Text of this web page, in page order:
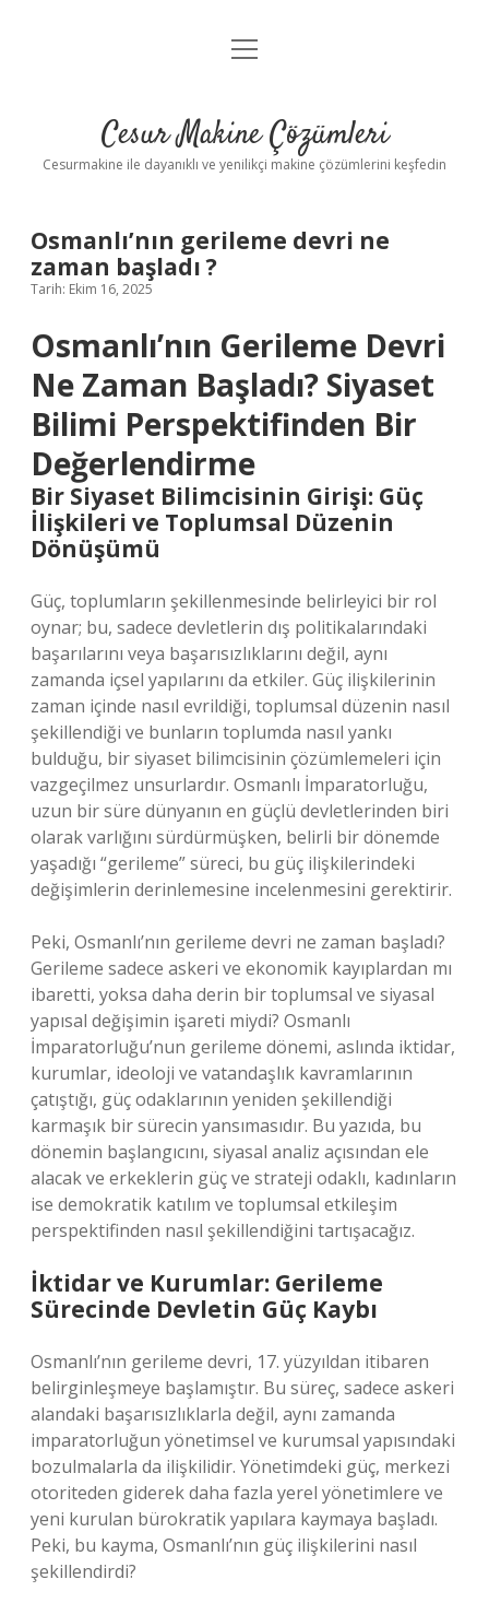
Anasayfa
Yasal Uyarı
menüyü
Cesur Makine Çözümleri
Cesurmakine ile dayanıklı ve yenilikçi makine çözümlerini keşfedin
Osmanlı’nın gerileme devri ne
zaman başladı ?
Tarih: Ekim 16, 2025
Osmanlı’nın Gerileme Devri
Ne Zaman Başladı? Siyaset
Bilimi Perspektifinden Bir
Değerlendirme
Bir Siyaset Bilimcisinin Girişi: Güç
İlişkileri ve Toplumsal Düzenin
Dönüşümü
Güç, toplumların şekillenmesinde belirleyici bir rol
oynar; bu, sadece devletlerin dış politikalarındaki
başarılarını veya başarısızlıklarını değil, aynı
zamanda içsel yapılarını da etkiler. Güç ilişkilerinin
zaman içinde nasıl evrildiği, toplumsal düzenin nasıl
şekillendiği ve bunların toplumda nasıl yankı
bulduğu, bir siyaset bilimcisinin çözümlemeleri için
vazgeçilmez unsurlardır. Osmanlı İmparatorluğu,
uzun bir süre dünyanın en güçlü devletlerinden biri
olarak varlığını sürdürmüşken, belirli bir dönemde
yaşadığı “gerileme” süreci, bu güç ilişkilerindeki
değişimlerin derinlemesine incelenmesini gerektirir.
Peki, Osmanlı’nın gerileme devri ne zaman başladı?
Gerileme sadece askeri ve ekonomik kayıplardan mı
ibaretti, yoksa daha derin bir toplumsal ve siyasal
yapısal değişimin işareti miydi? Osmanlı
İmparatorluğu’nun gerileme dönemi, aslında iktidar,
kurumlar, ideoloji ve vatandaşlık kavramlarının
çatıştığı, güç odaklarının yeniden şekillendiği
karmaşık bir sürecin yansımasıdır. Bu yazıda, bu
dönemin başlangıcını, siyasal analiz açısından ele
alacak ve erkeklerin güç ve strateji odaklı, kadınların
ise demokratik katılım ve toplumsal etkileşim
perspektifinden nasıl şekillendiğini tartışacağız.
İktidar ve Kurumlar: Gerileme
Sürecinde Devletin Güç Kaybı
Osmanlı’nın gerileme devri, 17. yüzyıldan itibaren
belirginleşmeye başlamıştır. Bu süreç, sadece askeri
alandaki başarısızlıklarla değil, aynı zamanda
imparatorluğun yönetimsel ve kurumsal yapısındaki
bozulmalarla da ilişkilidir. Yönetimdeki güç, merkezi
otoriteden giderek daha fazla yerel yönetimlere ve
yeni kurulan bürokratik yapılara kaymaya başladı.
Peki, bu kayma, Osmanlı’nın güç ilişkilerini nasıl
şekillendirdi?